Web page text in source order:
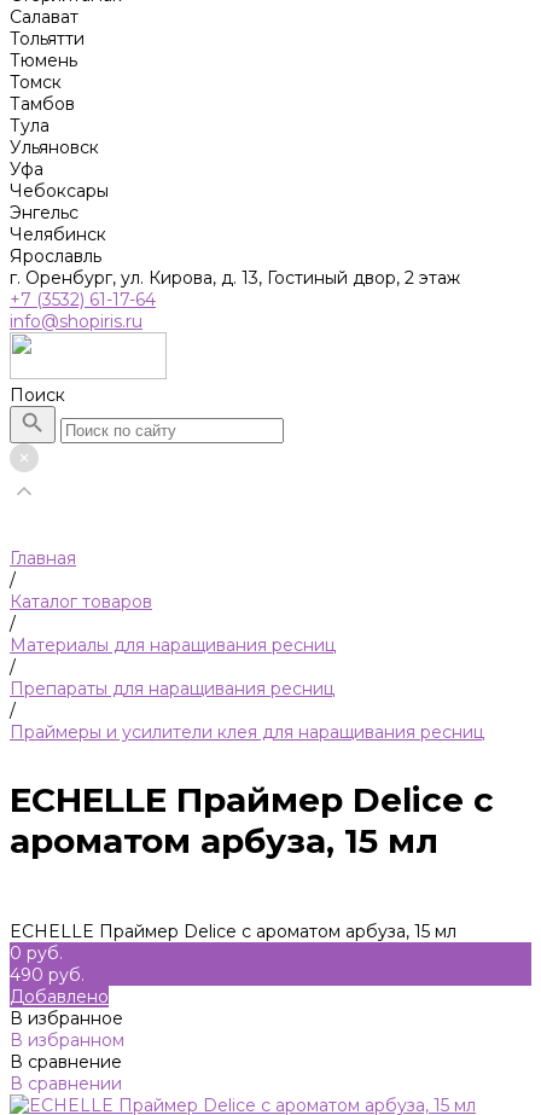
Салават
Тольятти
Тюмень
Томск
Тамбов
Тула
Ульяновск
Уфа
Чебоксары
Энгельс
Челябинск
Ярославль
г. Оренбург, ул. Кирова, д. 13, Гостиный двор, 2 этаж
+7 (3532) 61-17-64
info@shopiris.ru
Поиск
Главная
/
Каталог товаров
/
Материалы для наращивания ресниц
/
Препараты для наращивания ресниц
/
Праймеры и усилители клея для наращивания ресниц
ECHELLE Праймер Delice с
ароматом арбуза, 15 мл
ECHELLE Праймер Delice с ароматом арбуза, 15 мл
0 руб.
490 руб.
Добавлено
В избранное
В избранном
В сравнение
В сравнении